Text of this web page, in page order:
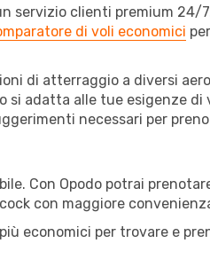
servizio clienti premium 24/
di voli economici
di atterraggio a diversi
adatta alle tue esigenze
necessari per
Con Opodo potrai
con maggiore
economici per trovare e